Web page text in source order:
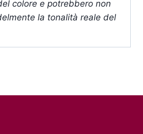
colore e potrebbero non
la tonalità reale del